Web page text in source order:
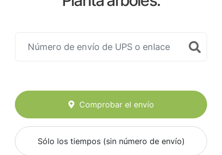
Comprobar el envío
Sólo los tiempos (sin número de envío)